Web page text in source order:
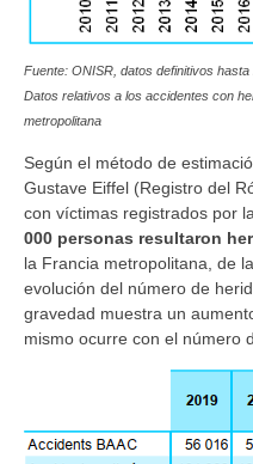
Fuente: ONISR, datos definitivos hasta
Datos relativos a los accidentes con
metropolitana
Según el método de
Gustave Eiffel (Registro del
con víctimas registrados por
000 personas resultaron
la Francia metropolitana, de
evolución del número de
gravedad muestra un
mismo ocurre con el número